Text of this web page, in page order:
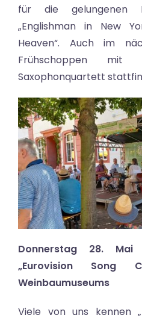
für die gelungenen
„Englishman in New
Heaven“. Auch im
Frühschoppen mit
Saxophonquartett
Donnerstag 28. Mai
„Eurovision Song
Weinbaumuseums
Viele von uns kennen